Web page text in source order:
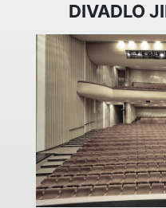
DIVADLO